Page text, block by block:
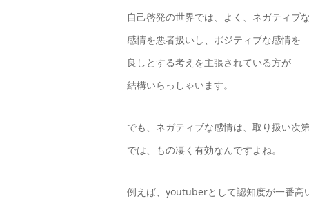
自己啓発の世界では、よく、ネガティブな
感情を悪者扱いし、ポジティブな感情を
良しとする考えを主張されている方が
結構いらっしゃいます。
でも、ネガティブな感情は、取り扱い次
では、もの凄く有効なんですよね。
例えば、youtuberとして認知度が一番高